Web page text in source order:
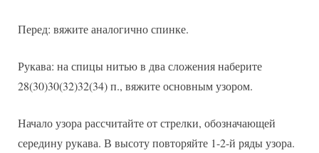
Перед: вяжите аналогично спинке.
Рукава: на спицы нитью в два сложения наберите
28(30)30(32)32(34) п., вяжите основным узором.
Начало узора рассчитайте от стрелки, обозначающей
середину рукава. В высоту повторяйте 1-2-й ряды узора.